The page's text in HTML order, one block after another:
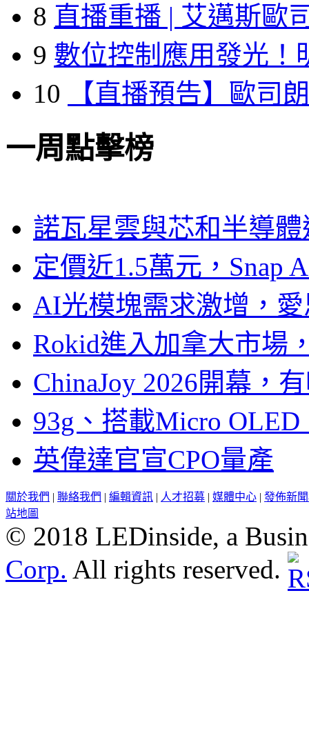
8 直播重播 | 艾邁斯歐
9 數位控制應用發光！
10
【直播預告】歐司
一周點擊榜
諾瓦星雲與芯和半導
定價近1.5萬元，Snap
AI光模塊需求激增，
Rokid進入加拿大市場
ChinaJoy 2026開幕，
93g、搭載Micro
英偉達官宣CPO量產
關於我們 | 聯絡我們 | 編輯資訊 | 人才招募 | 媒體中心 | 發佈新
站地圖
© 2018 LEDinside, a
Corp. All rights reserved.